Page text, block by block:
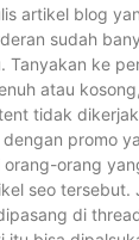
artikel blog
sudah
Tanyakan ke
atau
tidak
promo
orang
seo tersebut.
di